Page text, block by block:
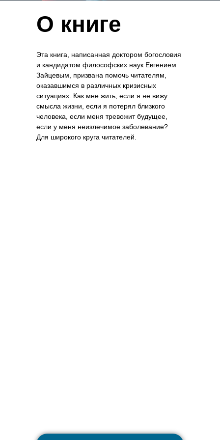
О книге
Эта книга, написанная доктором богословия
и кандидатом философских наук Евгением
Зайцевым, призвана помочь читателям,
оказавшимся в различных кризисных
ситуациях. Как мне жить, если я не вижу
смысла жизни, если я потерял близкого
человека, если меня тревожит будущее,
если у меня неизлечимое заболевание?
Для широкого круга читателей.
ПОДКАСТЫ